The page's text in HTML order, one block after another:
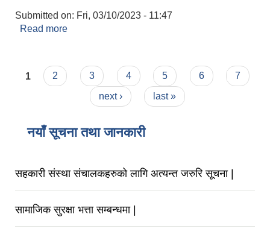
Submitted on: Fri, 03/10/2023 - 11:47
Read more
Pages
1 2 3 4 5 6
7
next ›
last »
नयाँ सूचना तथा जानकारी
सहकारी संस्था संचालकहरुको लागि अत्यन्त जरुरि सूचना |
सामाजिक सुरक्षा भत्ता सम्बन्धमा |